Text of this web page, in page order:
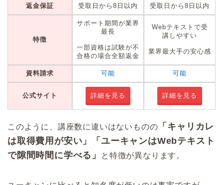
返金保証 受取日から8日以内 受取日から8日以内
特徴
サポート期間が業界
最長
一部資格は試験が不
合格の場合全額返金
Webテキストで受
講しやすい
業界最大手の安心感
資料請求 可能 可能
公式サイト 詳細を見る 詳細を見る
このように、講座数に違いはないものの 「キャリカレ
は取得費用が安い」「ユーキャンはWebテキスト
で隙間時間に学べる」
と特徴が異なります。